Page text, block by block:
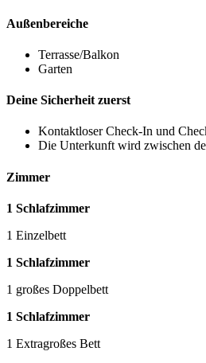
Außenbereiche
Terrasse/Balkon
Garten
Deine Sicherheit zuerst
Kontaktloser Check-In und
Die Unterkunft wird zwischen
Zimmer
1 Schlafzimmer
1 Einzelbett
1 Schlafzimmer
1 großes Doppelbett
1 Schlafzimmer
1 Extragroßes Bett